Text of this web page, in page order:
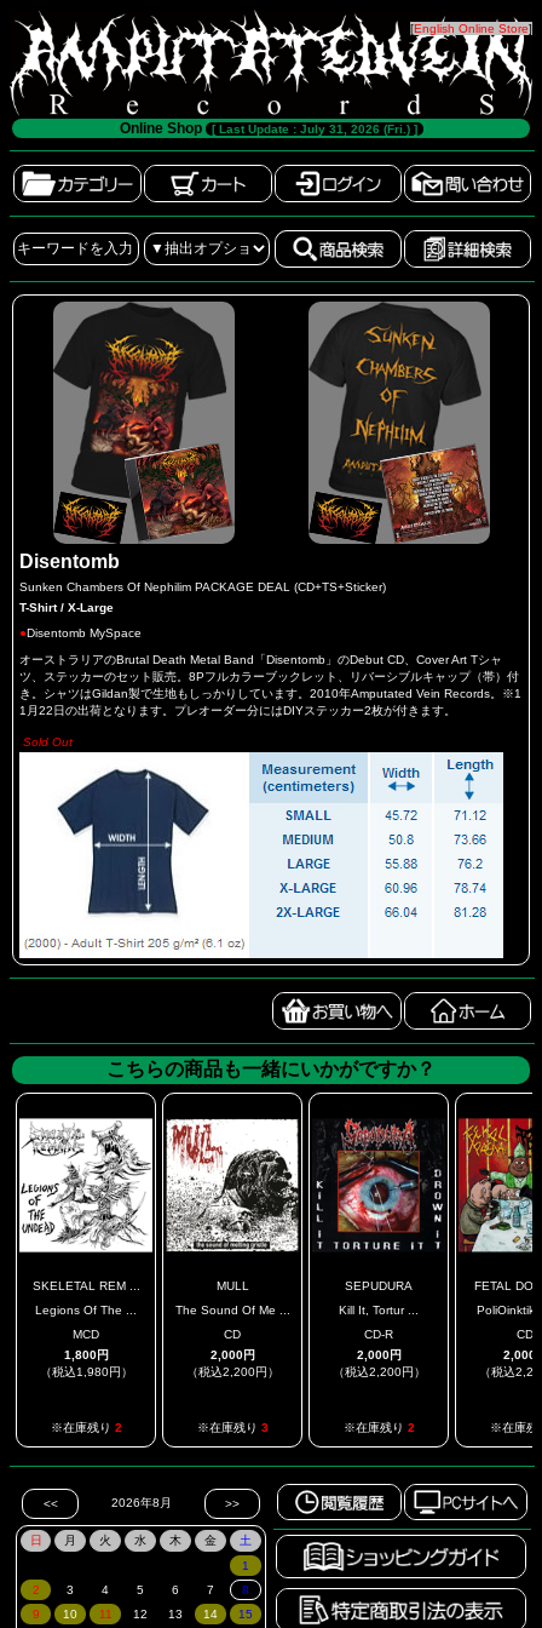
[English Online Store]
Online Shop [ Last Update : July 31, 2026 (Fri.) ]
Disentomb
Sunken Chambers Of Nephilim PACKAGE DEAL (CD+TS+Sticker)
T-Shirt / X-Large
●Disentomb MySpace
オーストラリアのBrutal Death Metal Band「Disentomb」のDebut CD、Cover Art Tシャ
ツ、ステッカーのセット販売。8Pフルカラーブックレット、リバーシブルキャップ（帯）付
き。シャツはGildan製で生地もしっかりしています。2010年Amputated Vein Records。※1
1月22日の出荷となります。プレオーダー分にはDIYステッカー2枚が付きます。
Sold Out
こちらの商品も一緒にいかがですか？
SKELETAL REM ...
Legions Of The ...
MCD
1,800円
（税込1,980円）
※在庫残り 2
MULL
The Sound Of Me ...
CD
2,000円
（税込2,200円）
※在庫残り 3
SEPUDURA
Kill It, Tortur ...
CD-R
2,000円
（税込2,200円）
※在庫残り 2
FETAL
CD
2,000
（税込
※在庫残